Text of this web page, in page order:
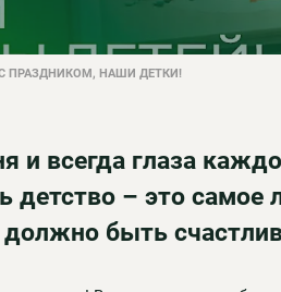
ПРАЗДНИКОМ, НАШИ ДЕТКИ!
и всегда глаза
детство – это самое
должно быть